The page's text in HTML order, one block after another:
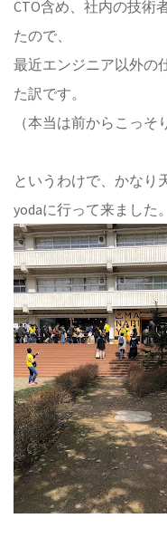
CTO含め、社内の技術
たので、
最近エンジニア以外の
た訳です。
（本当は前からこっそ
というわけで、かなり
yodaに行って来ました。